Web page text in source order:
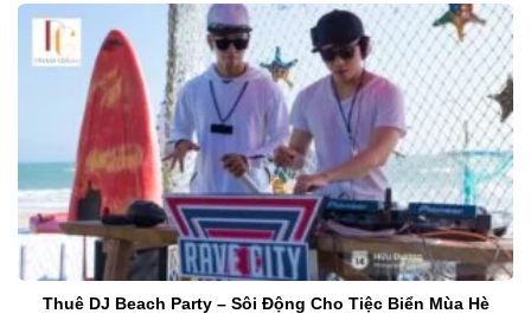
Thuê DJ Beach Party – Sôi Động Cho Tiệc Biển Mùa Hè